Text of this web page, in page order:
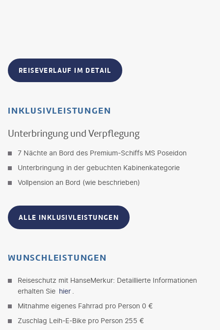
REISEVERLAUF IM DETAIL
INKLUSIVLEISTUNGEN
Unterbringung und Verpflegung
7 Nächte an Bord des Premium-Schiffs MS Poseidon
Unterbringung in der gebuchten Kabinenkategorie
Vollpension an Bord (wie beschrieben)
ALLE INKLUSIVLEISTUNGEN
WUNSCHLEISTUNGEN
Reiseschutz mit HanseMerkur: Detaillierte Informationen
erhalten Sie hier
Mitnahme eigenes Fahrrad pro Person 0 €
Zuschlag Leih-E-Bike pro Person 255 €